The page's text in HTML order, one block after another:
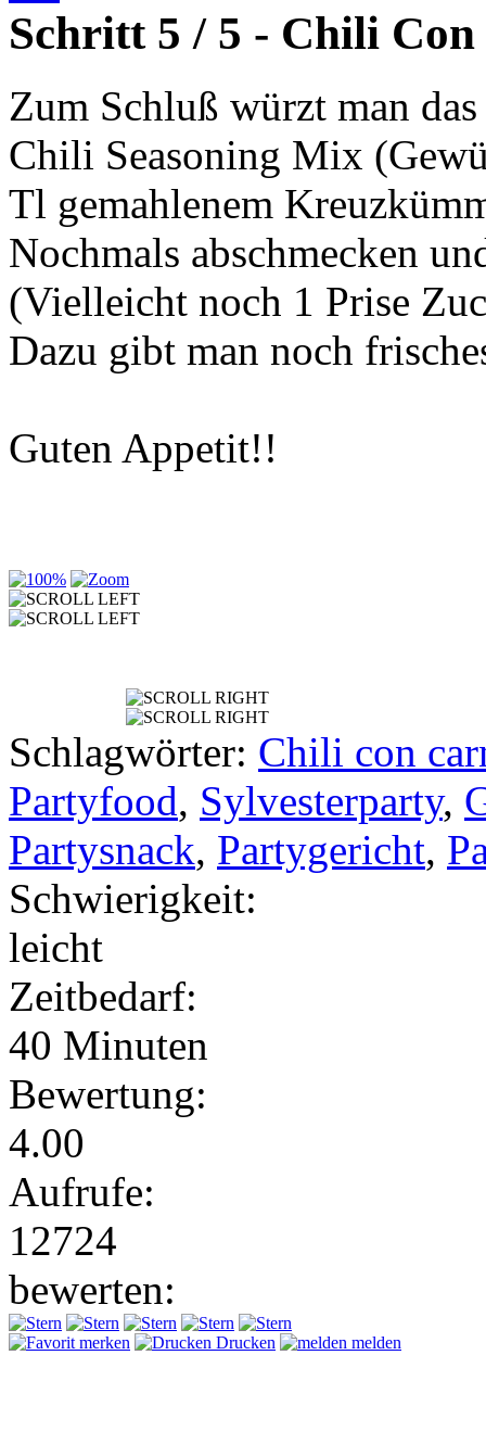
Schritt 5 / 5 - Chili
Zum Schluß würzt man
Chili Seasoning Mix
Tl gemahlenem
Nochmals abschmecken
(Vielleicht noch 1 Prise
Dazu gibt man noch
Guten Appetit!!
Schlagwörter: Chili con
Partyfood, Sylvesterparty,
Partysnack, Partygericht,
Schwierigkeit:
leicht
Zeitbedarf:
40 Minuten
Bewertung:
4.00
Aufrufe:
12724
bewerten:
merken Drucken melden